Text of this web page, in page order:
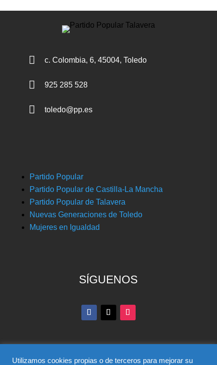
 c. Colombia, 6, 45004, Toledo
 925 285 528
 toledo@pp.es
Partido Popular
Partido Popular de Castilla-La Mancha
Partido Popular de Talavera
Nuevas Generaciones de Toledo
Mujeres en Igualdad
SÍGUENOS
Utilizamos cookies propias o de terceros para mejorar su